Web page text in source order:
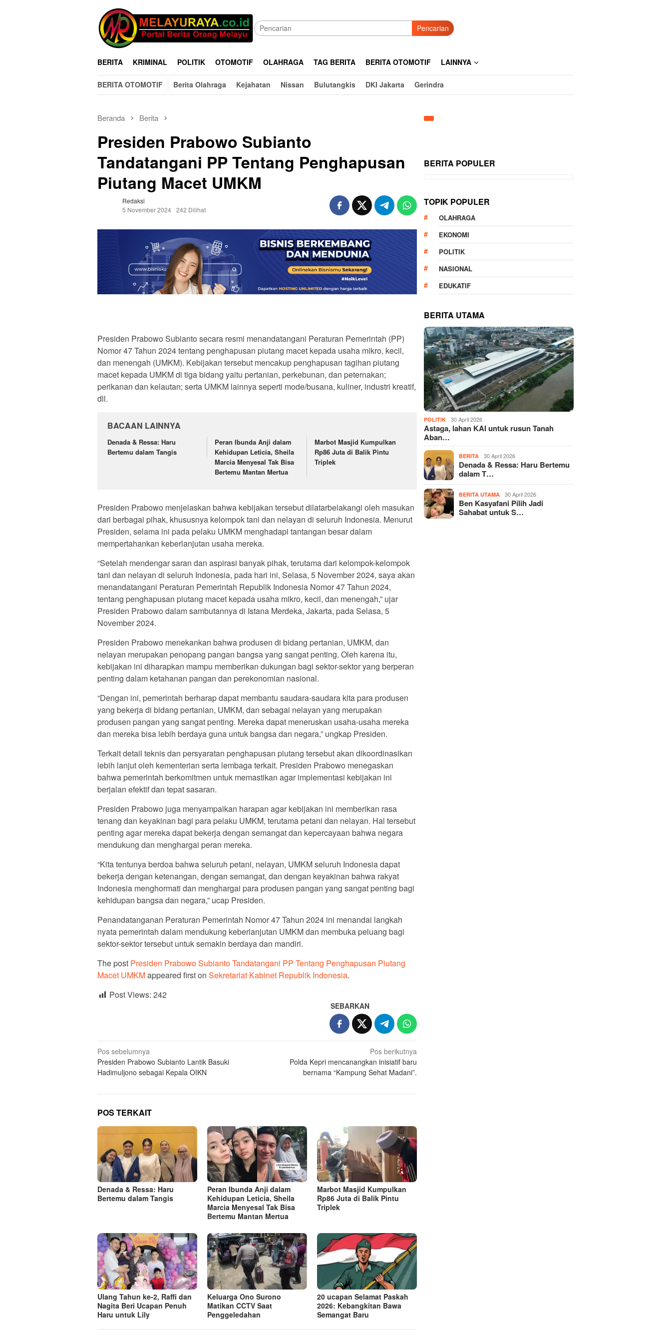
Pencarian
BERITA KRIMINAL POLITIK OTOMOTIF OLAHRAGA TAG BERITA BERITA OTOMOTIF LAINNYA
BERITA OTOMOTIF Berita Olahraga Kejahatan Nissan Bulutangkis DKI Jakarta Gerindra
Beranda Berita
Presiden Prabowo Subianto
Tandatangani PP Tentang Penghapusan
Piutang Macet UMKM
Redaksi
5 November 2024 242 Dilihat
Presiden Prabowo Subianto secara resmi menandatangani Peraturan Pemerintah (PP)
Nomor 47 Tahun 2024 tentang penghapusan piutang macet kepada usaha mikro, kecil,
dan menengah (UMKM). Kebijakan tersebut mencakup penghapusan tagihan piutang
macet kepada UMKM di tiga bidang yaitu pertanian, perkebunan, dan peternakan;
perikanan dan kelautan; serta UMKM lainnya seperti mode/busana, kuliner, industri kreatif,
dll.
BACAAN LAINNYA
Denada & Ressa: Haru
Bertemu dalam Tangis
Peran Ibunda Anji dalam
Kehidupan Leticia, Sheila
Marcia Menyesal Tak Bisa
Bertemu Mantan Mertua
Marbot Masjid Kumpulkan
Rp86 Juta di Balik Pintu
Triplek
Presiden Prabowo menjelaskan bahwa kebijakan tersebut dilatarbelakangi oleh masukan
dari berbagai pihak, khususnya kelompok tani dan nelayan di seluruh Indonesia. Menurut
Presiden, selama ini pada pelaku UMKM menghadapi tantangan besar dalam
mempertahankan keberlanjutan usaha mereka.
“Setelah mendengar saran dan aspirasi banyak pihak, terutama dari kelompok-kelompok
tani dan nelayan di seluruh Indonesia, pada hari ini, Selasa, 5 November 2024, saya akan
menandatangani Peraturan Pemerintah Republik Indonesia Nomor 47 Tahun 2024,
tentang penghapusan piutang macet kepada usaha mikro, kecil, dan menengah,” ujar
Presiden Prabowo dalam sambutannya di Istana Merdeka, Jakarta, pada Selasa, 5
November 2024.
Presiden Prabowo menekankan bahwa produsen di bidang pertanian, UMKM, dan
nelayan merupakan penopang pangan bangsa yang sangat penting. Oleh karena itu,
kebijakan ini diharapkan mampu memberikan dukungan bagi sektor-sektor yang berperan
penting dalam ketahanan pangan dan perekonomian nasional.
“Dengan ini, pemerintah berharap dapat membantu saudara-saudara kita para produsen
yang bekerja di bidang pertanian, UMKM, dan sebagai nelayan yang merupakan
produsen pangan yang sangat penting. Mereka dapat meneruskan usaha-usaha mereka
dan mereka bisa lebih berdaya guna untuk bangsa dan negara,” ungkap Presiden.
Terkait detail teknis dan persyaratan penghapusan piutang tersebut akan dikoordinasikan
lebih lanjut oleh kementerian serta lembaga terkait. Presiden Prabowo menegaskan
bahwa pemerintah berkomitmen untuk memastikan agar implementasi kebijakan ini
berjalan efektif dan tepat sasaran.
Presiden Prabowo juga menyampaikan harapan agar kebijakan ini memberikan rasa
tenang dan keyakinan bagi para pelaku UMKM, terutama petani dan nelayan. Hal tersebut
penting agar mereka dapat bekerja dengan semangat dan kepercayaan bahwa negara
mendukung dan menghargai peran mereka.
“Kita tentunya berdoa bahwa seluruh petani, nelayan, UMKM seluruh Indonesia dapat
bekerja dengan ketenangan, dengan semangat, dan dengan keyakinan bahwa rakyat
Indonesia menghormati dan menghargai para produsen pangan yang sangat penting bagi
kehidupan bangsa dan negara,” ucap Presiden.
Penandatanganan Peraturan Pemerintah Nomor 47 Tahun 2024 ini menandai langkah
nyata pemerintah dalam mendukung keberlanjutan UMKM dan membuka peluang bagi
sektor-sektor tersebut untuk semakin berdaya dan mandiri.
The post Presiden Prabowo Subianto Tandatangani PP Tentang Penghapusan Piutang
Macet UMKMappeared first on Sekretariat Kabinet Republik Indonesia.
Post Views: 242
SEBARKAN
Navigasi
pos
Pos sebelumnya
Presiden Prabowo Subianto Lantik Basuki
Hadimuljono sebagai Kepala OIKN
Pos berikutnya
Polda Kepri mencanangkan inisiatif baru
bernama “Kampung Sehat Madani”.
POS TERKAIT
Denada & Ressa: Haru
Bertemu dalam Tangis
Peran Ibunda Anji dalam
Kehidupan Leticia, Sheila
Marcia Menyesal Tak Bisa
Bertemu Mantan Mertua
Marbot Masjid Kumpulkan
Rp86 Juta di Balik Pintu
Triplek
Ulang Tahun ke-2, Raffi dan
Nagita Beri Ucapan Penuh
Haru untuk Lily
Keluarga Ono Surono
Matikan CCTV Saat
Penggeledahan
20 ucapan Selamat Paskah
2026: Kebangkitan Bawa
Semangat Baru
BERITA POPULER
TOPIK POPULER
OLAHRAGA
EKONOMI
POLITIK
NASIONAL
EDUKATIF
BERITA UTAMA
POLITIK 30 April 2026
Astaga, lahan KAI untuk rusun Tanah
Aban…
BERITA 30 April 2026
Denada & Ressa: Haru Bertemu
dalam T…
BERITA UTAMA 30 April 2026
Ben Kasyafani Pilih Jadi
Sahabat untuk S…